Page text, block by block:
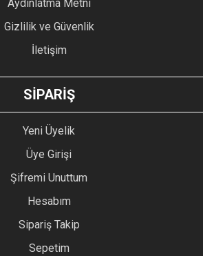
GÖNDER
Aydınlatma Metni
Gizlilik ve Güvenlik
İletişim
SİPARİŞ
Yeni Üyelik
Üye Girişi
Şifremi Unuttum
Hesabım
Sipariş Takip
Sepetim